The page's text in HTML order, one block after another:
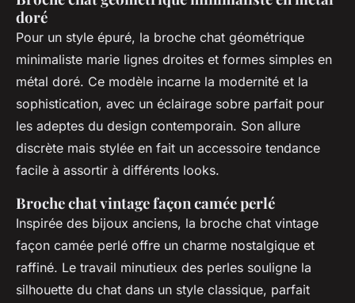
doré
Pour un style épuré, la broche chat géométrique
minimaliste marie lignes droites et formes simples en
métal doré. Ce modèle incarne la modernité et la
sophistication, avec un éclairage sobre parfait pour
les adeptes du design contemporain. Son allure
discrète mais stylée en fait un accessoire tendance
facile à assortir à différents looks.
Broche chat vintage façon camée perlé
Inspirée des bijoux anciens, la broche chat vintage
façon camée perlé offre un charme nostalgique et
raffiné. Le travail minutieux des perles souligne la
silhouette du chat dans un style classique, parfait